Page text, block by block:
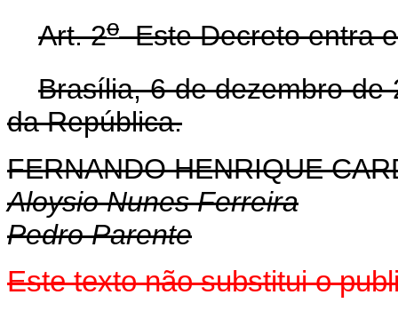
Art. 2oEste Decreto entra
Brasília, 6 de dezembro de
da República.
FERNANDO HENRIQUE
Aloysio Nunes Ferreira
Pedro Parente
Este texto não substitui o